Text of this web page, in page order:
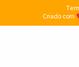
Criado com